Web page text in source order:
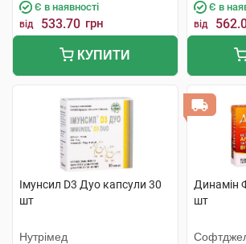
Є в наявності
від 533.70 грн
КУПИТИ
Є в
від
Імунсил D3 Дуо капсули 30
шт
Нутрімед
Динамін
шт